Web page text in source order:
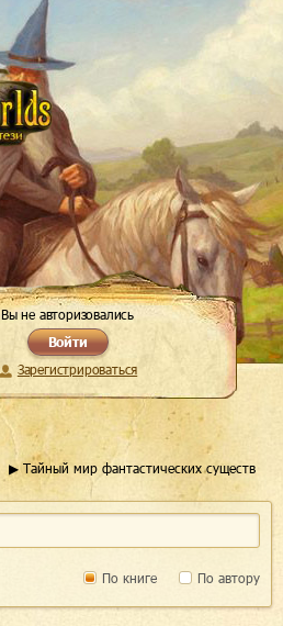
Вы не авторизовались
Войти
Зарегистрироваться
▶ Тайный мир фантастических существ
По книге По автору